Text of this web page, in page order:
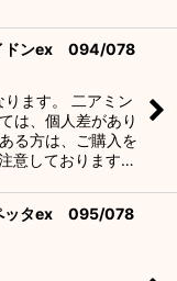
イドンex 094/078
ます。 二アミン
は、個人差があり
る方は、ご購入を
意しております…
ペッタex 095/078